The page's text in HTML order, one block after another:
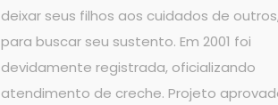
deixar seus filhos aos cuidados de
para buscar seu sustento. Em 2001 foi
devidamente registrada, oficializando
atendimento de creche. Projeto